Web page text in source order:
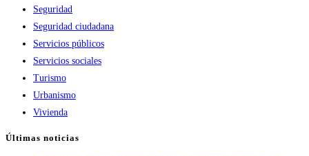
Seguridad
Seguridad ciudadana
Servicios públicos
Servicios sociales
Turismo
Urbanismo
Vivienda
Últimas noticias